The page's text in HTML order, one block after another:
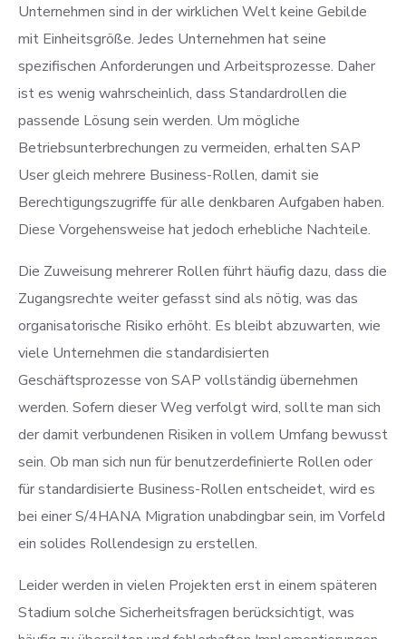
Unternehmen sind in der wirklichen Welt keine Gebilde
mit Einheitsgröße. Jedes Unternehmen hat seine
spezifischen Anforderungen und Arbeitsprozesse. Daher
ist es wenig wahrscheinlich, dass Standardrollen die
passende Lösung sein werden. Um mögliche
Betriebsunterbrechungen zu vermeiden, erhalten SAP
User gleich mehrere Business-Rollen, damit sie
Berechtigungszugriffe für alle denkbaren Aufgaben haben.
Diese Vorgehensweise hat jedoch erhebliche Nachteile.
Die Zuweisung mehrerer Rollen führt häufig dazu, dass die
Zugangsrechte weiter gefasst sind als nötig, was das
organisatorische Risiko erhöht. Es bleibt abzuwarten, wie
viele Unternehmen die standardisierten
Geschäftsprozesse von SAP vollständig übernehmen
werden. Sofern dieser Weg verfolgt wird, sollte man sich
der damit verbundenen Risiken in vollem Umfang bewusst
sein. Ob man sich nun für benutzerdefinierte Rollen oder
für standardisierte Business-Rollen entscheidet, wird es
bei einer S/4HANA Migration unabdingbar sein, im Vorfeld
ein solides Rollendesign zu erstellen.
Leider werden in vielen Projekten erst in einem späteren
Stadium solche Sicherheitsfragen berücksichtigt, was